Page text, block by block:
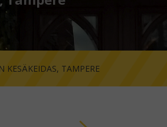
KESÄKEIDAS, TAMPERE